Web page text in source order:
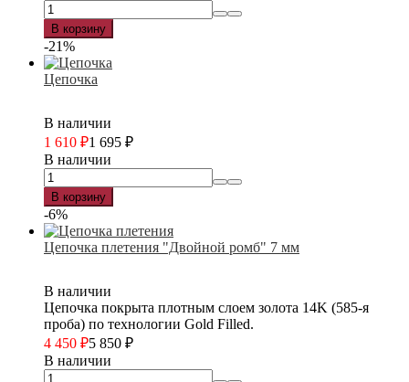
В корзину
-21%
Цепочка
В наличии
1 610 ₽1 695 ₽
В наличии
В корзину
-6%
Цепочка плетения "Двойной ромб" 7 мм
В наличии
Цепочка покрыта плотным слоем золота 14K (585-я
проба) по технологии Gold Filled.
4 450 ₽5 850 ₽
В наличии